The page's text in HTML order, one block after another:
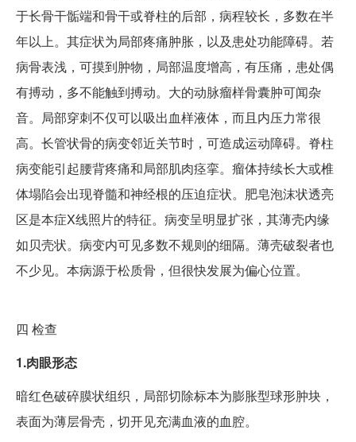
于长骨干骺端和骨干或脊柱的后部，病程较长，多数在半
年以上。其症状为局部疼痛肿胀，以及患处功能障碍。若
病骨表浅，可摸到肿物，局部温度增高，有压痛，患处偶
有搏动，多不能触到搏动。大的动脉瘤样骨囊肿可闻杂
音。局部穿刺不仅可以吸出血样液体，而且内压力常很
高。长管状骨的病变邻近关节时，可造成运动障碍。脊柱
病变能引起腰背疼痛和局部肌肉痉挛。瘤体持续长大或椎
体塌陷会出现脊髓和神经根的压迫症状。肥皂泡沫状透亮
区是本症X线照片的特征。病变呈明显扩张，其薄壳内缘
如贝壳状。病变内可见多数不规则的细隔。薄壳破裂者也
不少见。本病源于松质骨，但很快发展为偏心位置。
四 检查
1.肉眼形态
暗红色破碎膜状组织，局部切除标本为膨胀型球形肿块，
表面为薄层骨壳，切开见充满血液的血腔。